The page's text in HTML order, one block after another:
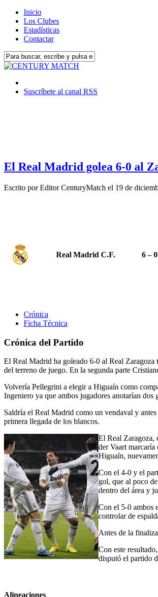
Inicio
Los Clubes
Estadísticas
Contactar
Suscríbete al canal RSS
El Real Madrid golea 6-0 al
Escrito porEditor CenturyMatch el 19 de
Real Madrid C.F. 6 – 0
Crónica
Ficha Técnica
Crónica del Partido
El Real Madrid ha goleado 6-0 al Real Zaragoza
del terreno de juego. En la segunda parte
Volvería Pellegrini a elegir a Higuaín como
Ingeniero ya que ambos jugadores anotarían dos
Saldría el Real Madrid como un vendaval y
primera llegada de los blancos.
El Real Zaragoza,
der Vaart marcaría
Higuaín,
Con el 4-0 y el
gol, que al poco
dentro del área y
Con el 5-0 ambos
controlar de
Antes de la
Con este
disputó el partido
Alineaciones